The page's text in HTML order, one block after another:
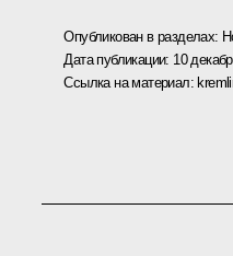
Опубликован в разделах:
Дата публикации: 10
Ссылка на материал: